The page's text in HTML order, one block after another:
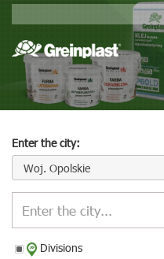
Enter the city:
Woj. Opolskie
Divisions